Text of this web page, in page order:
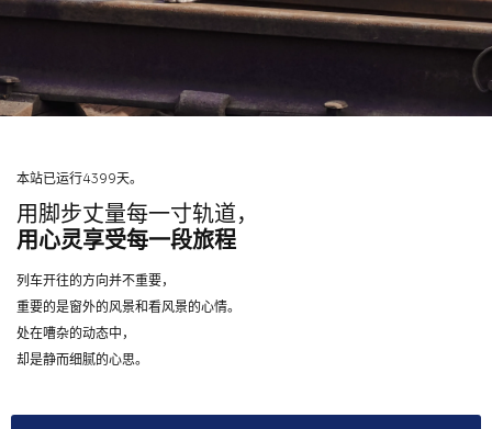
本站已运行4399天。
用脚步丈量每一寸轨道，
用心灵享受每一段旅程
列车开往的方向并不重要，
重要的是窗外的风景和看风景的心情。
处在嘈杂的动态中，
却是静而细腻的心思。